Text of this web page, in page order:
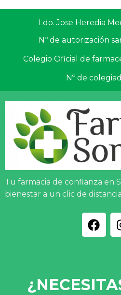
Ldo. Jose Heredia
Nº de autorización
Colegio Oficial de
Nº de
Tu farmacia de confianza en
bienestar a un clic de